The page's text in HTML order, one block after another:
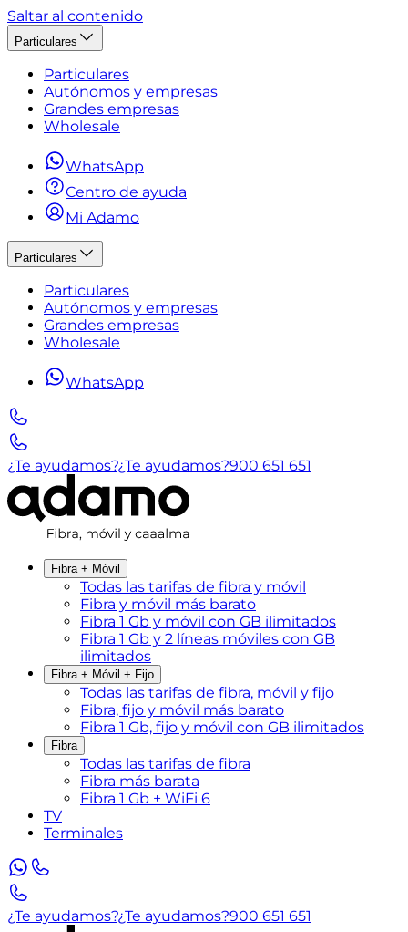
Saltar al contenido
Particulares
Particulares
Autónomos y empresas
Grandes empresas
Wholesale
WhatsApp
Centro de ayuda
Mi Adamo
Particulares
Particulares
Autónomos y empresas
Grandes empresas
Wholesale
WhatsApp
¿Te ayudamos?¿Te ayudamos?900 651 651
Fibra + Móvil
Todas las tarifas de fibra y móvil
Fibra y móvil más barato
Fibra 1 Gb y móvil con GB ilimitados
Fibra 1 Gb y 2 líneas móviles con GB
ilimitados
Fibra + Móvil + Fijo
Todas las tarifas de fibra, móvil y fijo
Fibra, fijo y móvil más barato
Fibra 1 Gb, fijo y móvil con GB ilimitados
Fibra
Todas las tarifas de fibra
Fibra más barata
Fibra 1 Gb + WiFi 6
TV
Terminales
¿Te ayudamos?¿Te ayudamos?900 651 651